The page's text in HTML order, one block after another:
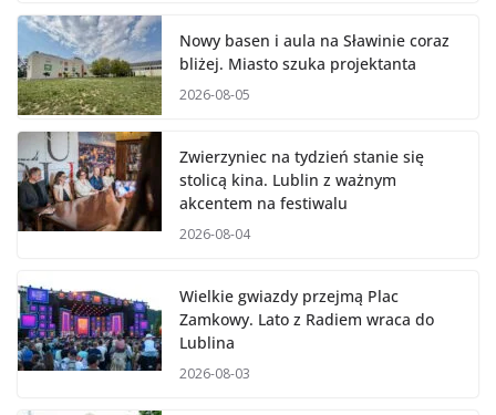
Nowy basen i aula na Sławinie coraz
bliżej. Miasto szuka projektanta
2026-08-05
Zwierzyniec na tydzień stanie się
stolicą kina. Lublin z ważnym
akcentem na festiwalu
2026-08-04
Wielkie gwiazdy przejmą Plac
Zamkowy. Lato z Radiem wraca do
Lublina
2026-08-03